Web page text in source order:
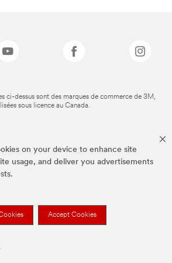
on your device to enhance site
usage, and deliver you advertisements
Accept Cookies
ci-dessus sont des marques de commerce de 3M,
sous licence au Canada.